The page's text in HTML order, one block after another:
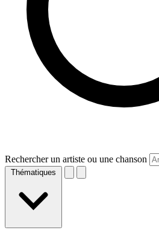
Rechercher un artiste ou une chanson
Thématiques